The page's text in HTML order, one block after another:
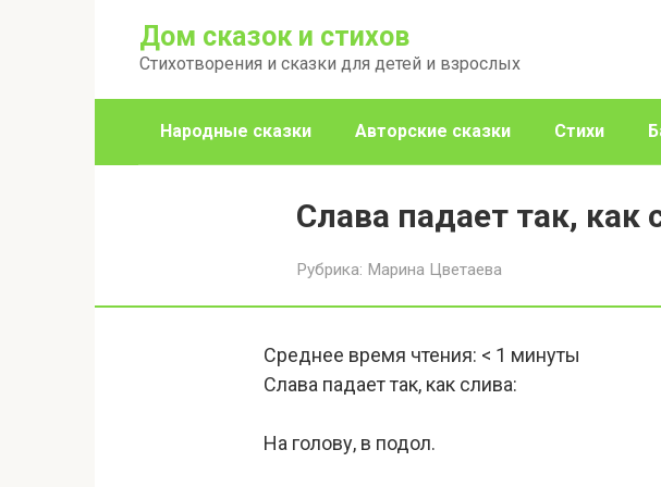
Дом сказок и стихов
Стихотворения и сказки для детей и взрослых
Народные сказки Авторские сказки Стихи
Слава падает так, как
Рубрика: Марина Цветаева
Среднее время чтения: < 1 минуты
Слава падает так, как слива:
На голову, в подол.